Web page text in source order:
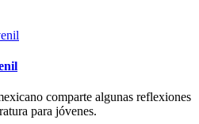
comparte algunas reflexiones
para jóvenes.